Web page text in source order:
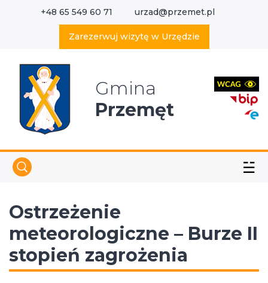
+48 65 549 60 71 urzad@przemet.pl
Zarezerwuj wizytę w Urzędzie
Gmina
Przemęt
☱
Ostrzeżenie
meteorologiczne – Burze II
stopień zagrożenia
Wyszukaj w serwisie